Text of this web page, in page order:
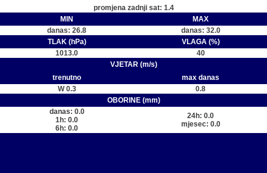
promjena zadnji sat: 1.4
MIN
MAX
danas: 26.8
danas: 32.0
TLAK (hPa)
VLAGA (%)
1013.0
40
VJETAR (m/s)
trenutno
max danas
W 0.3
0.8
OBORINE (mm)
danas: 0.0
1h: 0.0
6h: 0.0
24h: 0.0
mjesec: 0.0